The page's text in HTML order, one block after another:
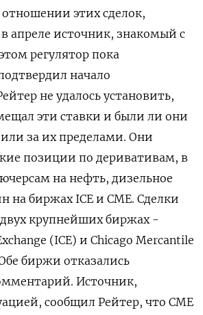
отношении этих сделок,
апреле ‌источник, знакомый с
регулятор пока
начало
не удалось установить,
эти ‌ставки и были ли они
за их пределами. Они
позиции по деривативам, в
на нефть, дизельное
на биржах ICE и CME. Сделки
крупнейших биржах -
(ICE) и Chicago ​Mercantile
⁠биржи отказались
Источник,
сообщил Рейтер, что CME